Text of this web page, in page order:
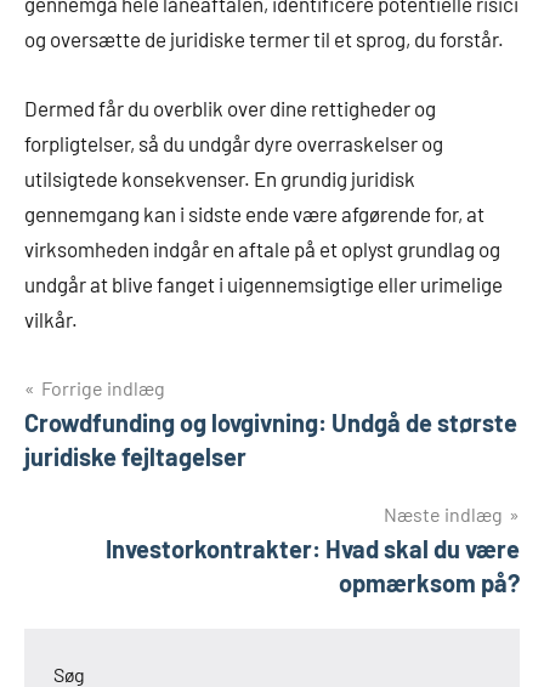
og oversætte de juridiske termer til et sprog, du forstår.
Dermed får du overblik over dine rettigheder og
forpligtelser, så du undgår dyre overraskelser og
utilsigtede konsekvenser. En grundig juridisk
gennemgang kan i sidste ende være afgørende for, at
virksomheden indgår en aftale på et oplyst grundlag og
undgår at blive fanget i uigennemsigtige eller urimelige
vilkår.
Indlægsnavigation
Forrige indlæg
Crowdfunding og lovgivning: Undgå de største
juridiske fejltagelser
Næste indlæg
Investorkontrakter: Hvad skal du være
opmærksom på?
Søg